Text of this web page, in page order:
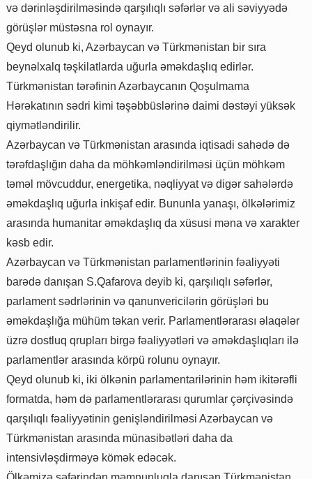
və dərinləşdirilməsində qarşılıqlı səfərlər və ali səviyyədə
görüşlər müstəsna rol oynayır.
Qeyd olunub ki, Azərbaycan və Türkmənistan bir sıra
beynəlxalq təşkilatlarda uğurla əməkdaşlıq edirlər.
Türkmənistan tərəfinin Azərbaycanın Qoşulmama
Hərəkatının sədri kimi təşəbbüslərinə daimi dəstəyi yüksək
qiymətləndirilir.
Azərbaycan və Türkmənistan arasında iqtisadi sahədə də
tərəfdaşlığın daha da möhkəmləndirilməsi üçün möhkəm
təməl mövcuddur, energetika, nəqliyyat və digər sahələrdə
əməkdaşlıq uğurla inkişaf edir. Bununla yanaşı, ölkələrimiz
arasında humanitar əməkdaşlıq da xüsusi məna və xarakter
kəsb edir.
Azərbaycan və Türkmənistan parlamentlərinin fəaliyyəti
barədə danışan S.Qafarova deyib ki, qarşılıqlı səfərlər,
parlament sədrlərinin və qanunvericilərin görüşləri bu
əməkdaşlığa mühüm təkan verir. Parlamentlərarası əlaqələr
üzrə dostluq qrupları birgə fəaliyyətləri və əməkdaşlıqları ilə
parlamentlər arasında körpü rolunu oynayır.
Qeyd olunub ki, iki ölkənin parlamentarilərinin həm ikitərəfli
formatda, həm də parlamentlərarası qurumlar çərçivəsində
qarşılıqlı fəaliyyətinin genişləndirilməsi Azərbaycan və
Türkmənistan arasında münasibətləri daha da
intensivləşdirməyə kömək edəcək.